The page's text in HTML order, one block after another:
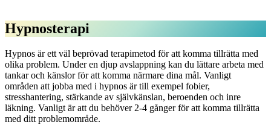
Hypnosterapi
Hypnos är ett väl beprövad terapimetod för att komma tillrätta med
olika problem. Under en djup avslappning kan du lättare arbeta med
tankar och känslor för att komma närmare dina mål. Vanligt
områden att jobba med i hypnos är till exempel fobier,
stresshantering, stärkande av självkänslan, beroenden och inre
läkning. Vanligt är att du behöver 2-4 gånger för att komma tillrätta
med ditt problemområde.